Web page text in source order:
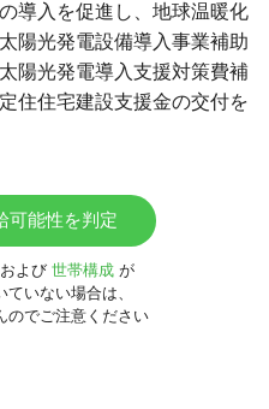
導入を促進し、地球温暖化
陽光発電設備導入事業補助
陽光発電導入支援対策費補
住住宅建設支援金の交付を
可能性を判定
および 世帯構成 が
いない場合は、
のでご注意ください